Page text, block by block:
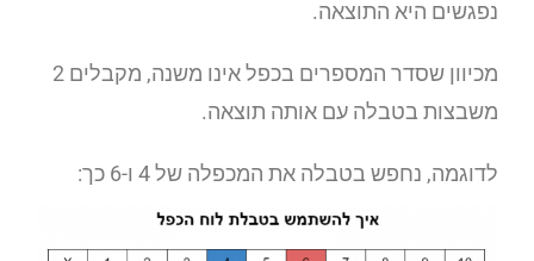
נפגשים היא התוצאה.
מכיוון שסדר המספרים בכפל אינו משנה, מקבלים 2
משבצות בטבלה עם אותה תוצאה.
לדוגמה, נחפש בטבלה את המכפלה של 4 ו-6 כך: